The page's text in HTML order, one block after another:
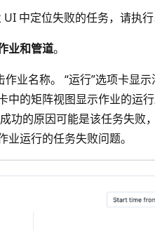
中定位失败的任务，请执行
业和管道。
作业名称。 “运行”选项卡显
中的矩阵视图显示作业的运
功的原因可能是该任务失败
业运行的任务失败问题。